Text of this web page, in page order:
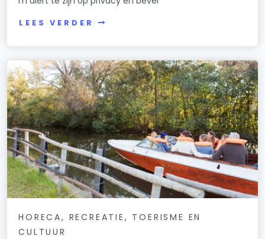
LEES VERDER
HORECA, RECREATIE, TOERISME EN
CULTUUR